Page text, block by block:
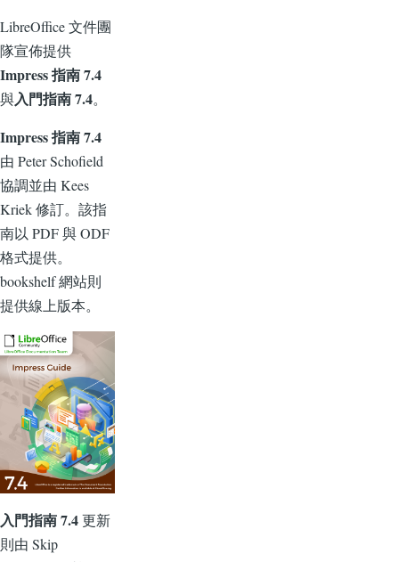
LibreOffice 文件團
隊宣佈提供
Impress 指南 7.4
與入門指南 7.4。
Impress 指南 7.4
由 Peter Schofield
協調並由 Kees
Kriek 修訂。該指
南以 PDF 與 ODF
格式提供。
bookshelf 網站則
提供線上版本。
入門指南 7.4更新
則由 Skip